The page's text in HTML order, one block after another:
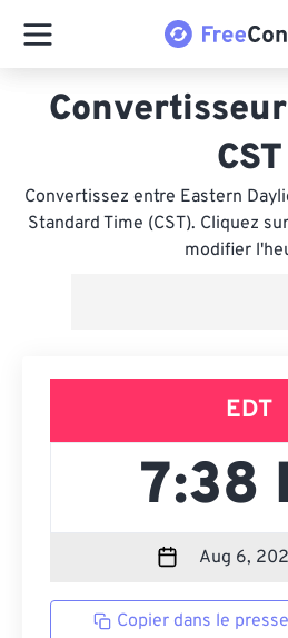
CST
Convertissez entre Eastern
Standard Time (CST). Cliquez
modifier
EDT
Copier dans le